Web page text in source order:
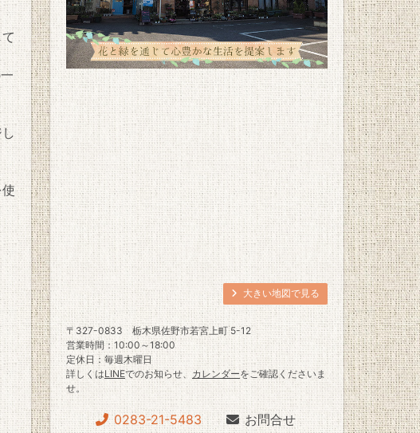
大きい地図で見る
〒327-0833
栃木県佐野市若宮上町 5-12
営業時間：10:00～18:00
定休日：毎週木曜日
詳しくはLINEでのお知らせ、 カレンダーをご確認くださいま
せ。
0283-21-5483 お問合せ